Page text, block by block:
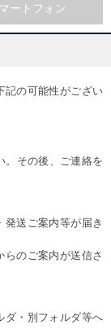
ートフォン
記の可能性がござい
。その後、ご連絡を
送ご案内等が届き
のご案内が送信さ
ダ・別フォルダ等へ